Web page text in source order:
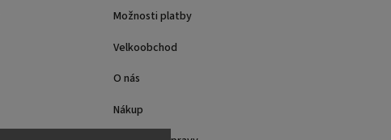
Možnosti platby
Velkoobchod
O nás
Nákup